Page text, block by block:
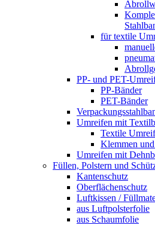
für textile
PP- und PET-
PP-Bänder
PET-Bänder
Umreifen mit
Textile
Klemmen
Umreifen mit
Füllen, Polstern und
Kantenschutz
Oberflächenschutz
Luftkissen /
aus Luftpolsterfolie
aus Schaumfolie